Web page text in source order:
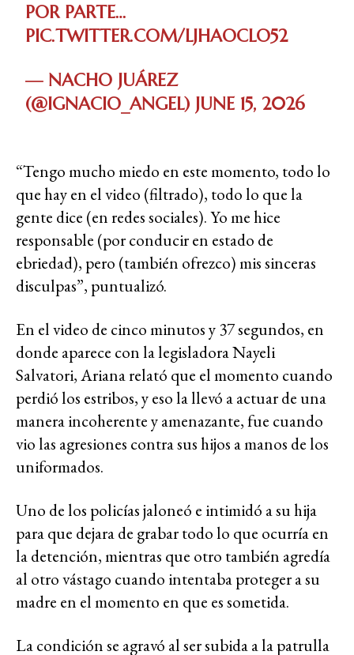
POR PARTE…
PIC.TWITTER.COM/LJHAOCLO52
— NACHO JUÁREZ
(@IGNACIO_ANGEL) JUNE 15, 2026
“Tengo mucho miedo en este momento, todo lo
que hay en el video (filtrado), todo lo que la
gente dice (en redes sociales). Yo me hice
responsable (por conducir en estado de
ebriedad), pero (también ofrezco) mis sinceras
disculpas”, puntualizó.
En el video de cinco minutos y 37 segundos, en
donde aparece con la legisladora Nayeli
Salvatori, Ariana relató que el momento cuando
perdió los estribos, y eso la llevó a actuar de una
manera incoherente y amenazante, fue cuando
vio las agresiones contra sus hijos a manos de los
uniformados.
Uno de los policías jaloneó e intimidó a su hija
para que dejara de grabar todo lo que ocurría en
la detención, mientras que otro también agredía
al otro vástago cuando intentaba proteger a su
madre en el momento en que es sometida.
La condición se agravó al ser subida a la patrulla